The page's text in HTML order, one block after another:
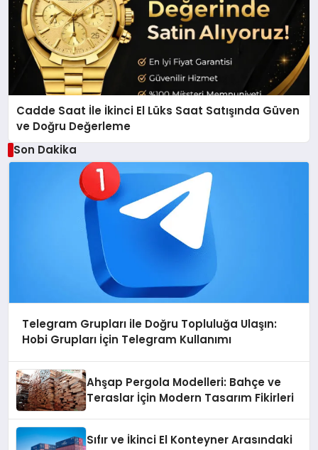
Cadde Saat İle İkinci El Lüks Saat Satışında Güven
ve Doğru Değerleme
Son Dakika
Telegram Grupları ile Doğru Topluluğa Ulaşın:
Hobi Grupları İçin Telegram Kullanımı
Ahşap Pergola Modelleri: Bahçe ve
Teraslar İçin Modern Tasarım Fikirleri
Sıfır ve İkinci El Konteyner Arasındaki